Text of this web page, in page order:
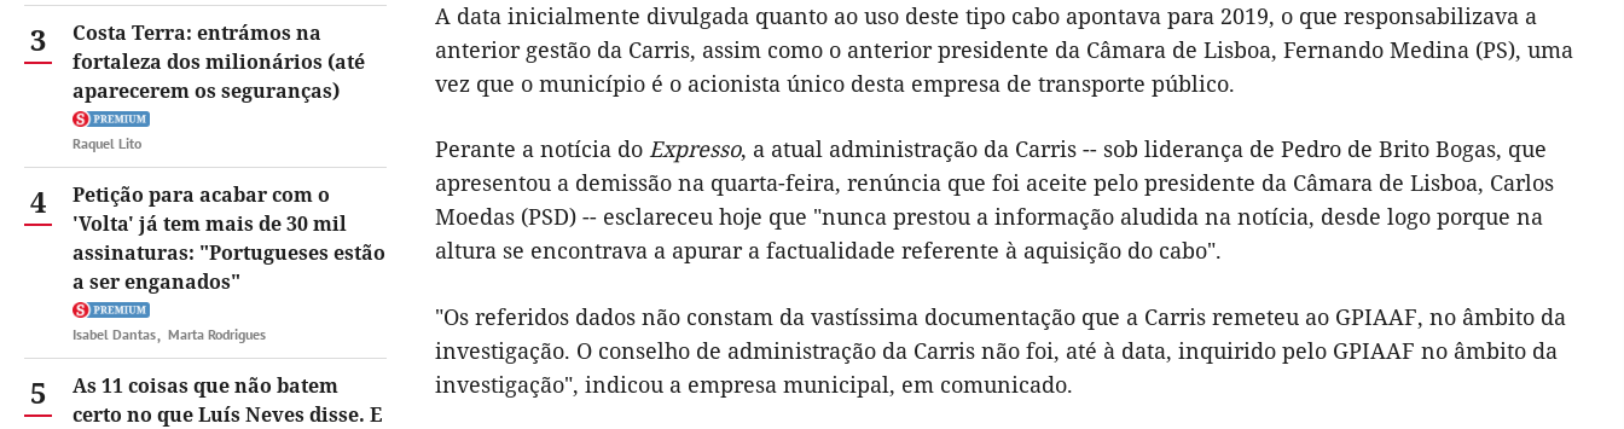
3
Costa Terra: entrámos na
fortaleza dos milionários (até
aparecerem os seguranças)
Raquel Lito
4
Petição para acabar com o
'Volta' já tem mais de 30 mil
assinaturas: "Portugueses estão
a ser enganados"
Isabel Dantas Marta Rodrigues
5
As 11 coisas que não batem
certo no que Luís Neves disse. E
A data inicialmente divulgada quanto ao uso deste tipo cabo apontava para 2019, o que responsabilizava a
anterior gestão da Carris, assim como o anterior presidente da Câmara de Lisboa, Fernando Medina (PS), uma
vez que o município é o acionista único desta empresa de transporte público.
Perante a notícia do Expresso, a atual administração da Carris -- sob liderança de Pedro de Brito Bogas, que
apresentou a demissão na quarta-feira, renúncia que foi aceite pelo presidente da Câmara de Lisboa, Carlos
Moedas (PSD) -- esclareceu hoje que "nunca prestou a informação aludida na notícia, desde logo porque na
altura se encontrava a apurar a factualidade referente à aquisição do cabo".
"Os referidos dados não constam da vastíssima documentação que a Carris remeteu ao GPIAAF, no âmbito da
investigação. O conselho de administração da Carris não foi, até à data, inquirido pelo GPIAAF no âmbito da
investigação", indicou a empresa municipal, em comunicado.